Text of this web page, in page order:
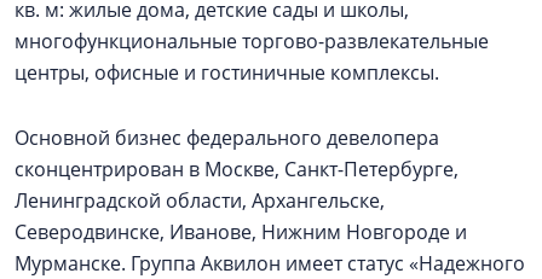
кв. м: жилые дома, детские сады и школы,
многофункциональные торгово-развлекательные
центры, офисные и гостиничные комплексы.
Основной бизнес федерального девелопера
сконцентрирован в Москве, Санкт-Петербурге,
Ленинградской области, Архангельске,
Северодвинске, Иванове, Нижним Новгороде и
Мурманске. Группа Аквилон имеет статус «Надежного